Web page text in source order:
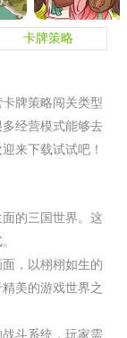
卡牌策略
牌策略闯关类型
经营模式能够去
来下载试试吧！
的三国世界。这
，以栩栩如生的
美的游戏世界之
斗系统，玩家需